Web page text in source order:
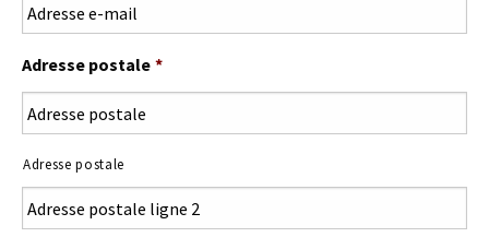
Adresse postale *
Adresse postale